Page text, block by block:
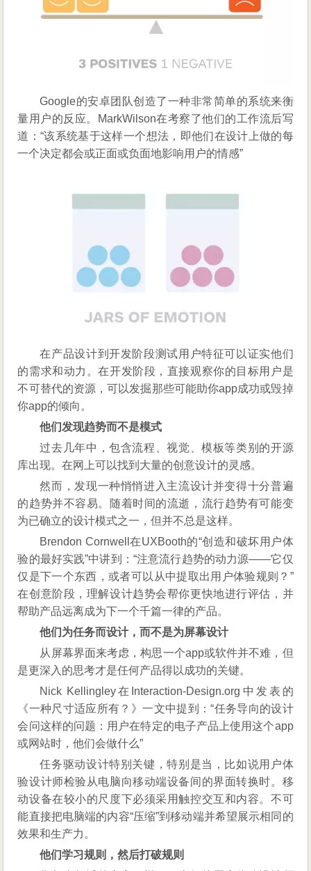
Google的安卓团队创造了一种非常简单的系统来衡
量用户的反应。MarkWilson在考察了他们的工作流后写
道：“该系统基于这样一个想法，即他们在设计上做的每
一个决定都会或正面或负面地影响用户的情感”
在产品设计到开发阶段测试用户特征可以证实他们
的需求和动力。在开发阶段，直接观察你的目标用户是
不可替代的资源，可以发掘那些可能助你app成功或毁掉
你app的倾向。
他们发现趋势而不是模式
过去几年中，包含流程、视觉、模板等类别的开源
库出现。在网上可以找到大量的创意设计的灵感。
然而，发现一种悄悄进入主流设计并变得十分普遍
的趋势并不容易。随着时间的流逝，流行趋势有可能变
为已确立的设计模式之一，但并不总是这样。
Brendon Cornwell在UXBooth的“创造和破坏用户体
验的最好实践”中讲到：“注意流行趋势的动力源——它仅
仅是下一个东西，或者可以从中提取出用户体验规则？”
在创意阶段，理解设计趋势会帮你更快地进行评估，并
帮助产品远离成为下一个千篇一律的产品。
他们为任务而设计，而不是为屏幕设计
从屏幕界面来考虑，构思一个app或软件并不难，但
是更深入的思考才是任何产品得以成功的关键。
Nick Kellingley在Interaction-Design.org中发表的
《一种尺寸适应所有？》一文中提到：“任务导向的设计
会问这样的问题：用户在特定的电子产品上使用这个app
或网站时，他们会做什么”
任务驱动设计特别关键，特别是当，比如说用户体
验设计师检验从电脑向移动端设备间的界面转换时。移
动设备在较小的尺度下必须采用触控交互和内容。不可
能直接把电脑端的内容“压缩”到移动端并希望展示相同的
效果和生产力。
他们学习规则，然后打破规则